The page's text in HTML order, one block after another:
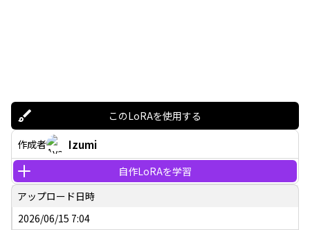
このLoRAを使用する
作成者 Izumi
自作LoRAを学習
アップロード日時
2026/06/15 7:04